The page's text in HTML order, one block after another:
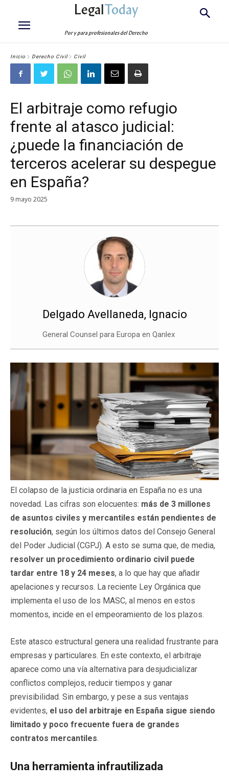
LegalToday
Por y para profesionales del Derecho
Inicio Derecho Civil Civil
El arbitraje como refugio
frente al atasco judicial:
¿puede la financiación de
terceros acelerar su despegue
en España?
9 mayo 2025
Delgado Avellaneda, Ignacio
General Counsel para Europa en Qanlex
El colapso de la justicia ordinaria en España no es una
novedad. Las cifras son elocuentes: más de 3 millones
de asuntos civiles y mercantiles están pendientes de
resolución, según los últimos datos del Consejo General
del Poder Judicial (CGPJ). A esto se suma que, de media,
resolver un procedimiento ordinario civil puede
tardar entre 18 y 24 meses, a lo que hay que añadir
apelaciones y recursos. La reciente Ley Orgánica que
implementa el uso de los MASC, al menos en estos
momentos, incide en el empeoramiento de los plazos.
Este atasco estructural genera una realidad frustrante para
empresas y particulares. En este contexto, el arbitraje
aparece como una vía alternativa para desjudicializar
conflictos complejos, reducir tiempos y ganar
previsibilidad. Sin embargo, y pese a sus ventajas
evidentes, el uso del arbitraje en España sigue siendo
limitado y poco frecuente fuera de grandes
contratos mercantiles.
Una herramienta infrautilizada